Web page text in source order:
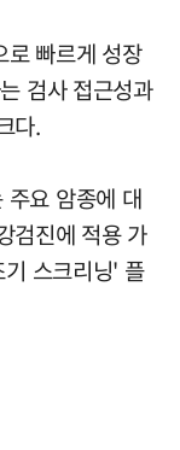
로 빠르게 성장
검사 접근성과
다.
주요 암종에 대
검진에 적용 가
스크리닝' 플